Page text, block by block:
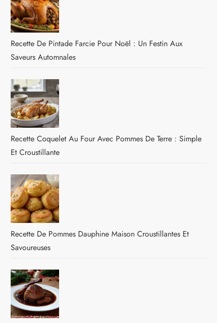
Recette De Pintade Farcie Pour Noël : Un Festin Aux
Saveurs Automnales
Recette Coquelet Au Four Avec Pommes De Terre : Simple
Et Croustillante
Recette De Pommes Dauphine Maison Croustillantes Et
Savoureuses